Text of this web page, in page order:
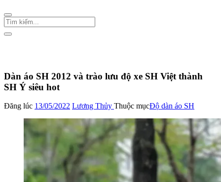
Dàn áo SH 2012 và trào lưu độ xe SH Việt thành
SH Ý siêu hot
Đăng lúc 13/05/2022 Lương Thủy Thuộc mụcĐộ dàn áo SH